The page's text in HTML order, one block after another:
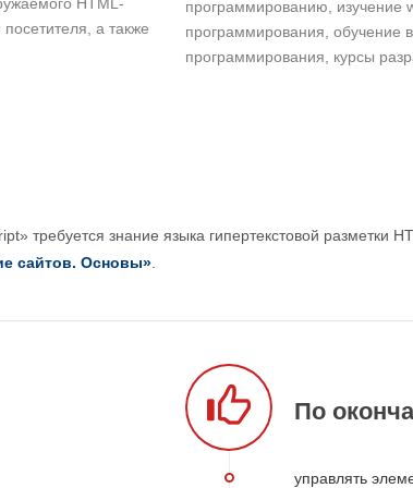
а также
программированию, изучение
программирования, обучение
программирования, курсы
требуется знание языка гипертекстовой разметки
сайтов. Основы»
По
управлять